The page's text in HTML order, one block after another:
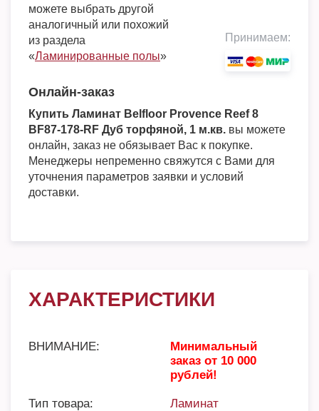
можете выбрать другой
аналогичный или похожий
из раздела
«Ламинированные полы»
Принимаем:
Онлайн-заказ
Купить Ламинат Belfloor Provence Reef 8
BF87-178-RF Дуб торфяной, 1 м.кв. вы можете
онлайн, заказ не обязывает Вас к покупке.
Менеджеры непременно свяжутся с Вами для
уточнения параметров заявки и условий
доставки.
ХАРАКТЕРИСТИКИ
ВНИМАНИЕ:
Минимальный
заказ от 10 000
рублей!
Тип товара: Ламинат